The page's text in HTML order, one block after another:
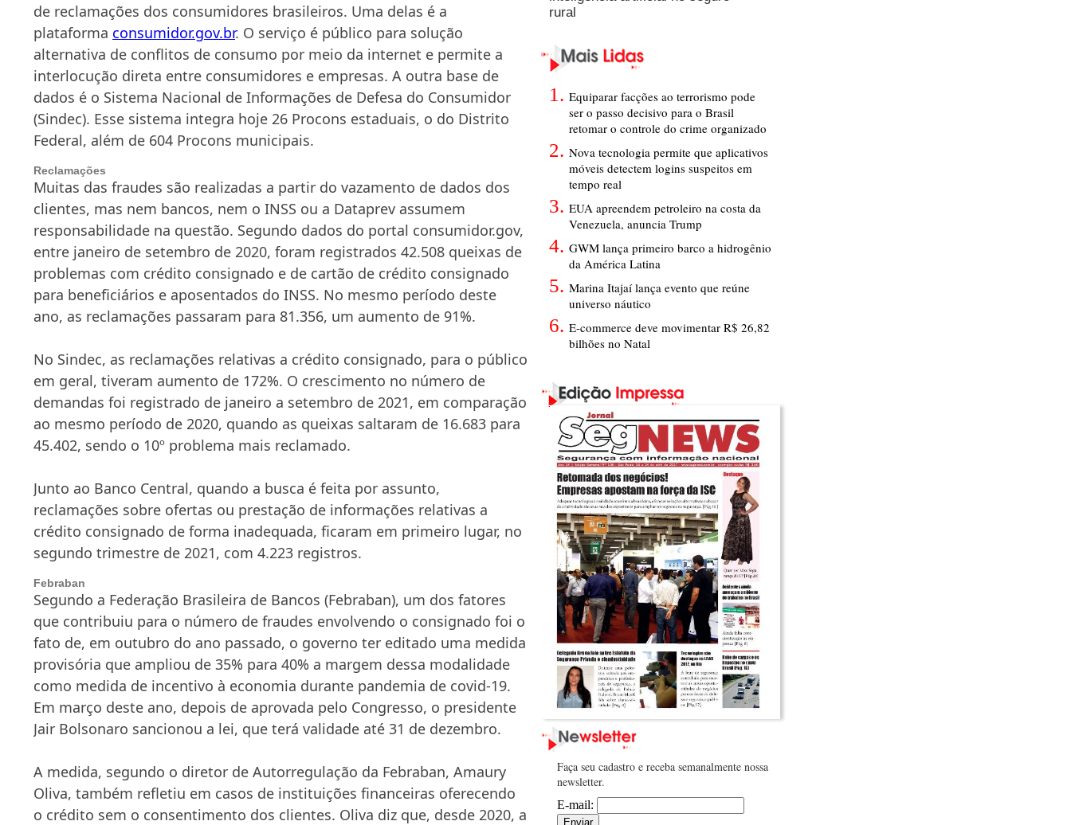
de reclamações dos consumidores brasileiros. Uma delas é a
plataforma consumidor.gov.br. O serviço é público para solução
alternativa de conflitos de consumo por meio da internet e permite a
interlocução direta entre consumidores e empresas. A outra base de
dados é o Sistema Nacional de Informações de Defesa do Consumidor
(Sindec). Esse sistema integra hoje 26 Procons estaduais, o do Distrito
Federal, além de 604 Procons municipais.
Reclamações
Muitas das fraudes são realizadas a partir do vazamento de dados dos
clientes, mas nem bancos, nem o INSS ou a Dataprev assumem
responsabilidade na questão. Segundo dados do portal consumidor.gov,
entre janeiro de setembro de 2020, foram registrados 42.508 queixas de
problemas com crédito consignado e de cartão de crédito consignado
para beneficiários e aposentados do INSS. No mesmo período deste
ano, as reclamações passaram para 81.356, um aumento de 91%.
No Sindec, as reclamações relativas a crédito consignado, para o público
em geral, tiveram aumento de 172%. O crescimento no número de
demandas foi registrado de janeiro a setembro de 2021, em comparação
ao mesmo período de 2020, quando as queixas saltaram de 16.683 para
45.402, sendo o 10º problema mais reclamado.
Junto ao Banco Central, quando a busca é feita por assunto,
reclamações sobre ofertas ou prestação de informações relativas a
crédito consignado de forma inadequada, ficaram em primeiro lugar, no
segundo trimestre de 2021, com 4.223 registros.
Febraban
Segundo a Federação Brasileira de Bancos (Febraban), um dos fatores
que contribuiu para o número de fraudes envolvendo o consignado foi o
fato de, em outubro do ano passado, o governo ter editado uma medida
provisória que ampliou de 35% para 40% a margem dessa modalidade
como medida de incentivo à economia durante pandemia de covid-19.
Em março deste ano, depois de aprovada pelo Congresso, o presidente
Jair Bolsonaro sancionou a lei, que terá validade até 31 de dezembro.
A medida, segundo o diretor de Autorregulação da Febraban, Amaury
Oliva, também refletiu em casos de instituições financeiras oferecendo
o crédito sem o consentimento dos clientes. Oliva diz que, desde 2020, a
rural
Equiparar facções ao terrorismo pode
ser o passo decisivo para o Brasil
retomar o controle do crime organizado
Nova tecnologia permite que aplicativos
móveis detectem logins suspeitos em
tempo real
EUA apreendem petroleiro na costa da
Venezuela, anuncia Trump
GWM lança primeiro barco a hidrogênio
da América Latina
Marina Itajaí lança evento que reúne
universo náutico
E-commerce deve movimentar R$ 26,82
bilhões no Natal
Faça seu cadastro e receba semanalmente nossa
newsletter.
E-mail: